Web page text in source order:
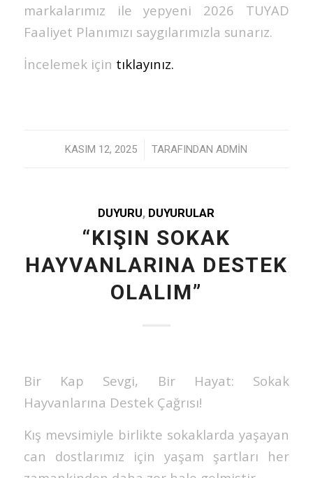
markalarımız ile yepyeni 2026 TUYAD
Faaliyet Planımızı saygılarımızla sunarız.
İncelemek için tıklayınız.
KASIM 12, 2025
/ TARAFINDANADMIN
DUYURU, DUYURULAR
“KIŞIN SOKAK
HAYVANLARINA DESTEK
OLALIM”
Bir Kap Sevgi, Bir Hayat: Sokak
Hayvanlarına Destek Çağrısı!
Kış mevsimiyle birlikte sokaklarda yaşayan
can dostlarımız için yaşam şartları her